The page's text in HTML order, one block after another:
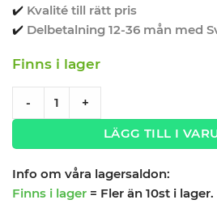
✔️ Kvalité till rätt pris
✔️ Delbetalning 12-36 mån med
Finns i lager
- +
LÄGG TILL I
Info om våra lagersaldon:
Finns i lager = Fler än 10st i lager.